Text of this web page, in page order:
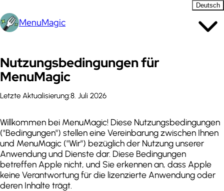
MenuMagic
Deutsch
Nutzungsbedingungen für
MenuMagic
Letzte Aktualisierung:8. Juli 2026
Willkommen bei MenuMagic! Diese Nutzungsbedingungen
("Bedingungen") stellen eine Vereinbarung zwischen Ihnen
und MenuMagic ("Wir") bezüglich der Nutzung unserer
Anwendung und Dienste dar. Diese Bedingungen
betreffen Apple nicht, und Sie erkennen an, dass Apple
keine Verantwortung für die lizenzierte Anwendung oder
deren Inhalte trägt.